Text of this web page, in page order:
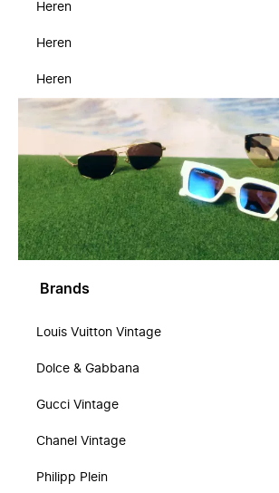
Heren
Heren
Heren
Brands
Louis Vuitton Vintage
Dolce & Gabbana
Gucci Vintage
Chanel Vintage
Philipp Plein